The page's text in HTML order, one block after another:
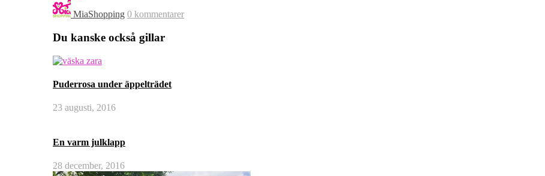
MiaShopping 0 kommentarer
Du kanske också gillar
Puderrosa under äppelträdet
23 augusti, 2016
En varm julklapp
28 december, 2016